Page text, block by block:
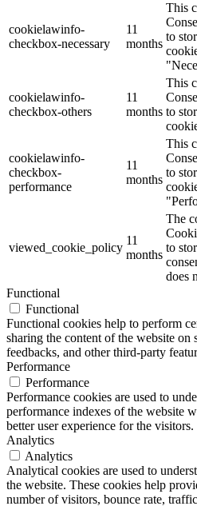
cookielawinfo-
checkbox-necessary
11
months
This
to
cookielawinfo-
checkbox-others
11
months
This
to
cookielawinfo-
checkbox-
performance
11
months
This
to
viewed_cookie_policy
11
months
The
to
does
Functional
Functional
Functional cookies help to perform
sharing the content of the website
feedbacks, and other third-party
Performance
Performance
Performance cookies are used to
performance indexes of the website
better user experience for the visitors.
Analytics
Analytics
Analytical cookies are used to
the website. These cookies help
number of visitors, bounce rate,